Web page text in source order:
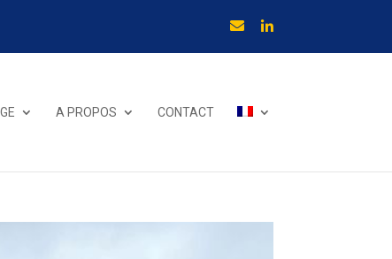
A PROPOS CONTACT